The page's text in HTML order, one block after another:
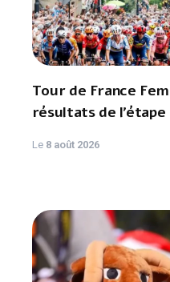
Tour de France
résultats de l’étape
Le 8 août 2026